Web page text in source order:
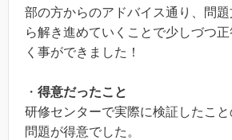
部の方からのアドバイス通り、問
ら解き進めていくことで少しづつ
く事ができました！
・ 得意だったこと
研修センターで実際に検証したこ
問題が得意でした。